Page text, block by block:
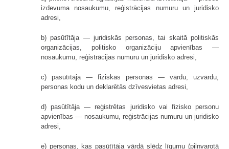
izdevuma nosaukumu, reģistrācijas numuru un juridisko
adresi,
b) pasūtītāja — juridiskās personas, tai skaitā politiskās
organizācijas, politisko organizāciju apvienības —
nosaukumu, reģistrācijas numuru un juridisko adresi,
c) pasūtītāja — fiziskās personas — vārdu, uzvārdu,
personas kodu un deklarētās dzīvesvietas adresi,
d) pasūtītāja — reģistrētas juridisko vai fizisko personu
apvienības — nosaukumu, reģistrācijas numuru un juridisko
adresi,
e) personas, kas pasūtītāja vārdā slēdz līgumu (pilnvarotā